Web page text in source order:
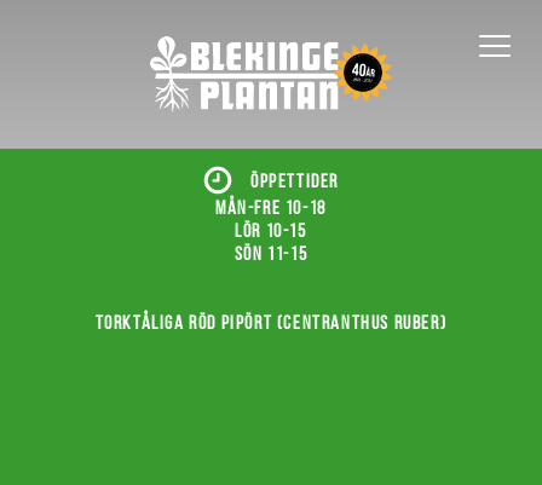
ÖPPETTIDER
Mån-fre 10-18
Lör 10-15
Sön 11-15
Torktåliga röd pipört (Centranthus ruber)